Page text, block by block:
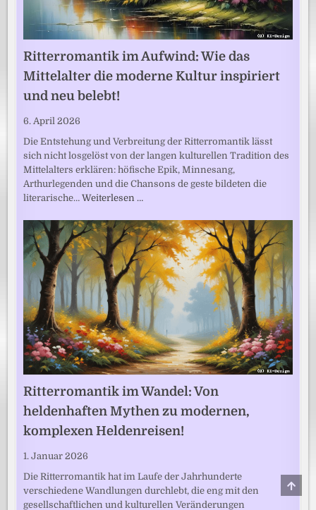
Ritterromantik im Aufwind: Wie das
Mittelalter die moderne Kultur inspiriert
und neu belebt!
6. April 2026
Die Entstehung und Verbreitung der Ritterromantik lässt
sich nicht losgelöst von der langen kulturellen Tradition des
Mittelalters erklären: höfische Epik, Minnesang,
Arthurlegenden und die Chansons de geste bildeten die
literarische…Weiterlesen …
Ritterromantik im Wandel: Von
heldenhaften Mythen zu modernen,
komplexen Heldenreisen!
1. Januar 2026
Die Ritterromantik hat im Laufe der Jahrhunderte
verschiedene Wandlungen durchlebt, die eng mit den
gesellschaftlichen und kulturellen Veränderungen
TO